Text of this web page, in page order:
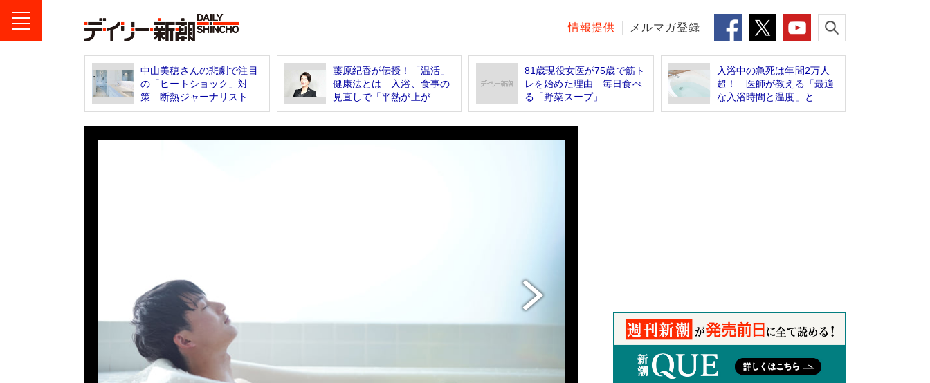
情報提供 メルマガ登録
中山美穂さんの悲劇で注目
の「ヒートショック」対
策 断熱ジャーナリスト...
藤原紀香が伝授！「温活」
健康法とは 入浴、食事の
見直しで「平熱が上が...
81歳現役女医が75歳で筋ト
レを始めた理由 毎日食べ
る「野菜スープ」...
入浴中の急死は年間2万人
超！ 医師が教える「最適
な入浴時間と温度」と...